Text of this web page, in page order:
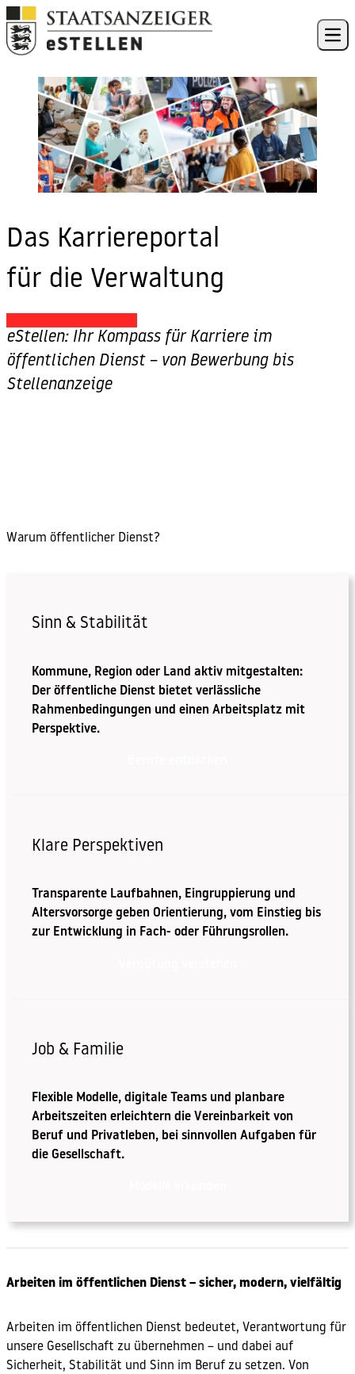
Skip to content
Das Karriereportal
für die Verwaltung
eStellen: Ihr Kompass für Karriere im
öffentlichen Dienst – von Bewerbung bis
Stellenanzeige
Warum öffentlicher Dienst?
Sinn & Stabilität
Kommune, Region oder Land aktiv mitgestalten:
Der öffentliche Dienst bietet verlässliche
Rahmenbedingungen und einen Arbeitsplatz mit
Perspektive.
Klare Perspektiven
Transparente Laufbahnen, Eingruppierung und
Altersvorsorge geben Orientierung, vom Einstieg bis
zur Entwicklung in Fach- oder Führungsrollen.
Job & Familie
Flexible Modelle, digitale Teams und planbare
Arbeitszeiten erleichtern die Vereinbarkeit von
Beruf und Privatleben, bei sinnvollen Aufgaben für
die Gesellschaft.
Arbeiten im öffentlichen Dienst – sicher, modern, vielfältig
Arbeiten im öffentlichen Dienst bedeutet, Verantwortung für
unsere Gesellschaft zu übernehmen – und dabei auf
Sicherheit, Stabilität und Sinn im Beruf zu setzen. Von